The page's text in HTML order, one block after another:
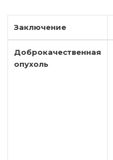
Заключение
Доброкачественная
опухоль